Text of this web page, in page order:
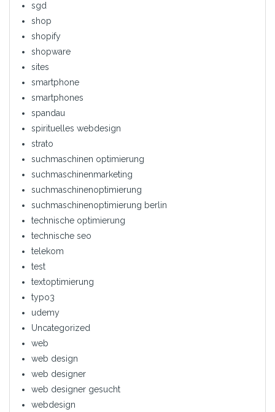
sgd
shop
shopify
shopware
sites
smartphone
smartphones
spandau
spirituelles webdesign
strato
suchmaschinen optimierung
suchmaschinenmarketing
suchmaschinenoptimierung
suchmaschinenoptimierung berlin
technische optimierung
technische seo
telekom
test
textoptimierung
typo3
udemy
Uncategorized
web
web design
web designer
web designer gesucht
webdesign